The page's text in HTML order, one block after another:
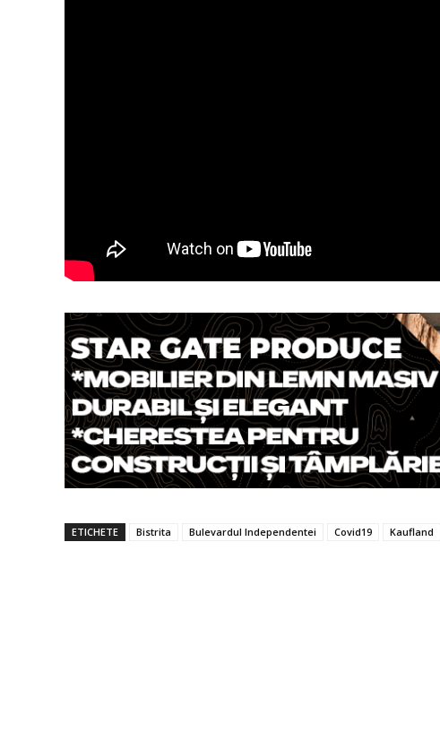
ETICHETE Bistrita Bulevardul Independentei Covid19 Kaufland